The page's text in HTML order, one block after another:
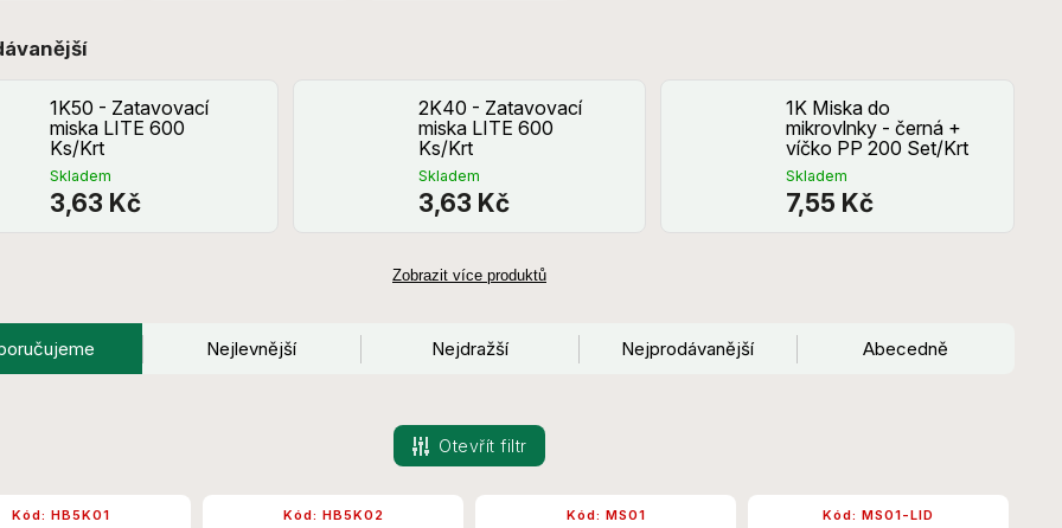
1K50 - Zatavovací
miska LITE 600
Ks/Krt
Skladem
3,63 Kč
2K40 - Zatavovací
miska LITE 600
Ks/Krt
Skladem
3,63 Kč
1K Miska do
mikrovlnky - černá +
víčko PP 200 Set/Krt
Skladem
7,55 Kč
Zobrazit více produktů
Nejlevnější Nejdražší Nejprodávanější Abecedně
Otevřít filtr
Kód: HB5K01 Kód: HB5K02 Kód: MS01 Kód: MS01-LID